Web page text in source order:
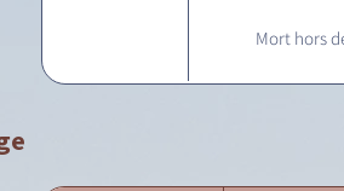
Mort hors